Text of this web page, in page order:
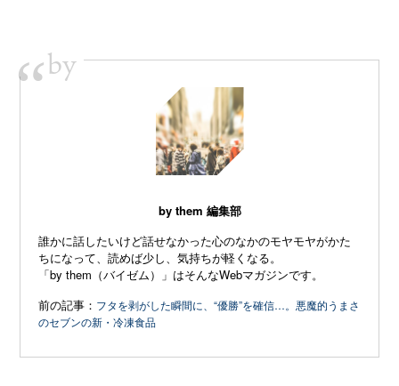
“by
by them 編集部
誰かに話したいけど話せなかった心のなかのモヤモヤがかた
ちになって、読めば少し、気持ちが軽くなる。
「by them（バイゼム）」はそんなWebマガジンです。
前の記事： フタを剥がした瞬間に、“優勝”を確信…。悪魔的うまさ
のセブンの新・冷凍食品